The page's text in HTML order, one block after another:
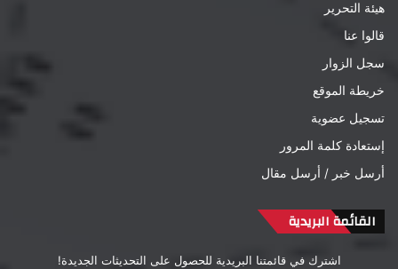
هيئة التحرير
قالوا عنا
سجل الزوار
خريطة الموقع
تسجيل عضوية
إستعادة كلمة المرور
أرسل خبر / أرسل مقال
القائمة البريدية
اشترك في قائمتنا البريدية للحصول على التحديثات الجديدة!